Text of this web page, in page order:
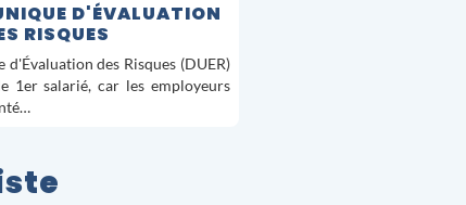
D'ÉVALUATION
RISQUES
d'Évaluation des Risques (DUER)
1er salarié, car les employeurs